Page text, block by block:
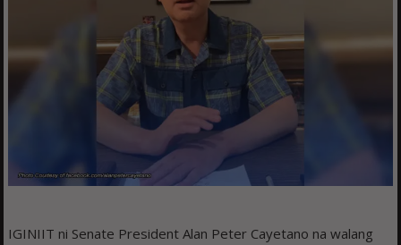
IGINIIT ni Senate President Alan Peter Cayetano na walang